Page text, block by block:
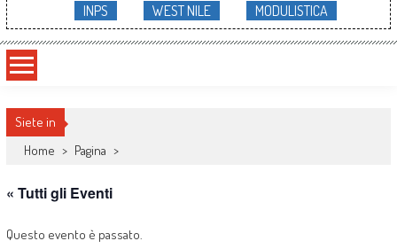
INPS WEST NILE MODULISTICA
Siete in
Home > Pagina >
« Tutti gli Eventi
Questo evento è passato.